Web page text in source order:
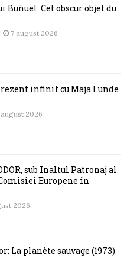
Cet obscur objet du
7 august 2026
infinit cu Maja Lunde
august 2026
sub Înaltul Patronaj al
Europene în
2026
La planète sauvage (1973)